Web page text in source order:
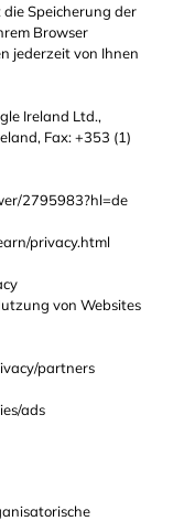
Speicherung der
Browser
jederzeit von Ihnen
Ireland Ltd.,
Fax: +353 (1)
2795983?hl=de
privacy.html
von Websites
partners
ads